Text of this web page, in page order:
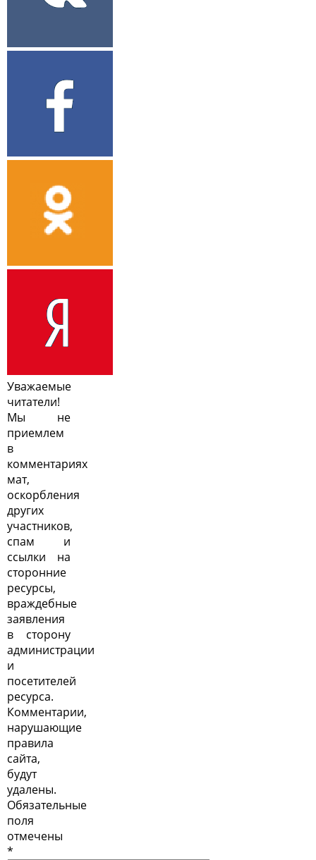
Уважаемые
читатели!
Мы не
приемлем
в
комментариях
мат,
оскорбления
других
участников,
спам и
ссылки на
сторонние
ресурсы,
враждебные
заявления
в сторону
администрации
и
посетителей
ресурса.
Комментарии,
нарушающие
правила
сайта,
будут
удалены.
Обязательные
поля
отмечены
*